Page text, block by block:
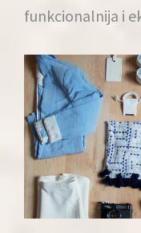
funkcionalnija i